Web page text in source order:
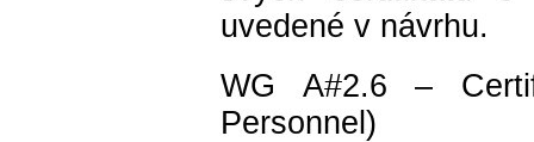
uvedené v návrhu.
WG A#2.6 –
Personnel)